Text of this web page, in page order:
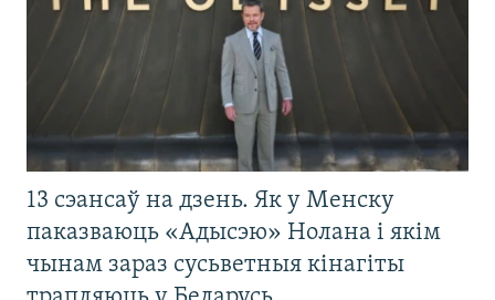
13 сэансаў на дзень. Як у Менску
паказваюць «Адысэю» Нолана і якім
чынам зараз сусьветныя кінагіты